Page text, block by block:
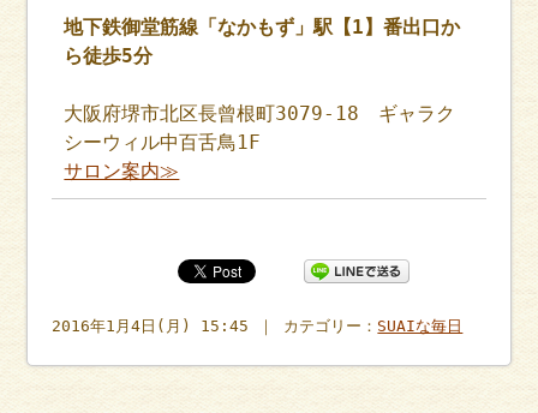
地下鉄御堂筋線「なかもず」駅【1】番出口か
ら徒歩5分
大阪府堺市北区長曾根町3079-18 ギャラク
シーウィル中百舌鳥1F
サロン案内≫
2016年1月4日(月) 15:45 ｜ カテゴリー： SUAIな毎日